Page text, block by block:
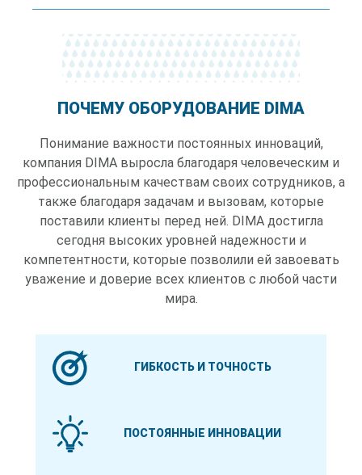
ПОЧЕМУ ОБОРУДОВАНИЕ DIMA
Понимание важности постоянных инноваций,
компания DIMA выросла благодаря человеческим и
профессиональным качествам своих сотрудников, а
также благодаря задачам и вызовам, которые
поставили клиенты перед ней. DIMA достигла
сегодня высоких уровней надежности и
компетентности, которые позволили ей завоевать
уважение и доверие всех клиентов с любой части
мира.
ГИБКОСТЬ И ТОЧНОСТЬ
ПОСТОЯННЫЕ ИННОВАЦИИ